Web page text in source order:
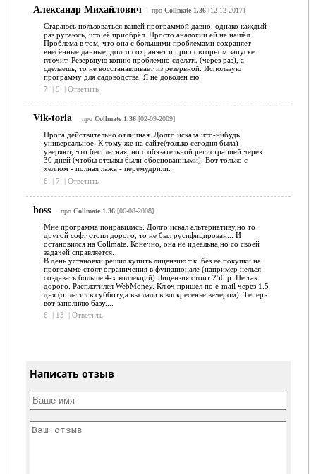
Александр Михайлович про Collmate 1.36[12-12-2017]
Стараюсь пользоваться вашей программой давно, однако каждый
раз ругаюсь, что её приобрёл. Просто аналогии ей не нашёл.
Проблема в том, что она с большими проблемами сохраняет
внесённые данные, долго сохраняет и при повторном запуске
глючит. Резервную копию проблемно сделать (через раз), а
сделаешь, то не восстанавливает из резервной. Использую
программу для садоводства. Я не доволен ею.
7
| 9 | Ответить
Vik-toria про Collmate 1.36[02-09-2009]
Прога действительно отличная. Долго искала что-нибудь
универсальное. К тому же на сайте(только сегодня была)
уверяют, что бесплатная, но с обязательной регистрацией через
30 дней (чтобы отзывы были обоснованными). Вот только с
хелпом - полная лажа - перемудрили.
6
| 7 | Ответить
boss про Collmate 1.36[06-08-2008]
Мне программа понравилась. Долго искал альтернативу,но то
другой софт стоил дорого, то не был русифицирован... И
остановился на Collmate. Конечно, она не идеальна,но со своей
задачей справляется.
В день установки решил купить лицензию т.к. без ее покупки на
программе стоят ограничения в функционале (например нельзя
создавать больше 4-х коллекций).Лицензия стоит 250 р. Не так
дорого. Расплатился WebMoney. Ключ пришел по e-mail через 1.5
дня (оплатил в субботу,а выслали в воскресенье вечером). Теперь
вот заполняю базу....
6
| 13 | Ответить
Написать отзыв